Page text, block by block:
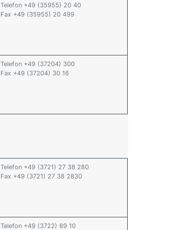
Telefon +49 (35955) 20 40
Fax +49 (35955) 20 499
Telefon +49 (37204) 300
Fax +49 (37204) 30 16
Telefon +49 (3721) 27 38 280
Fax +49 (3721) 27 38 2830
Telefon +49 (3722) 89 10